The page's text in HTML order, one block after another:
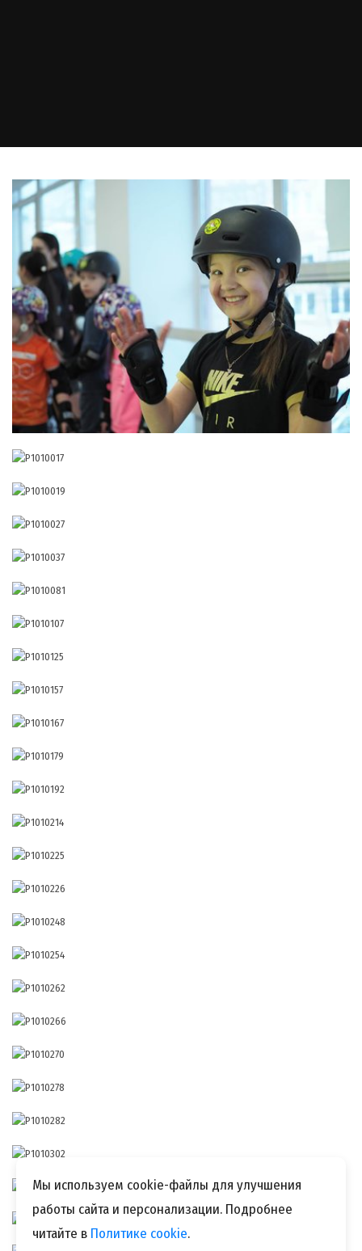
Мы используем cookie-файлы для улучшения
работы сайта и персонализации. Подробнее
читайте в Политике cookie.